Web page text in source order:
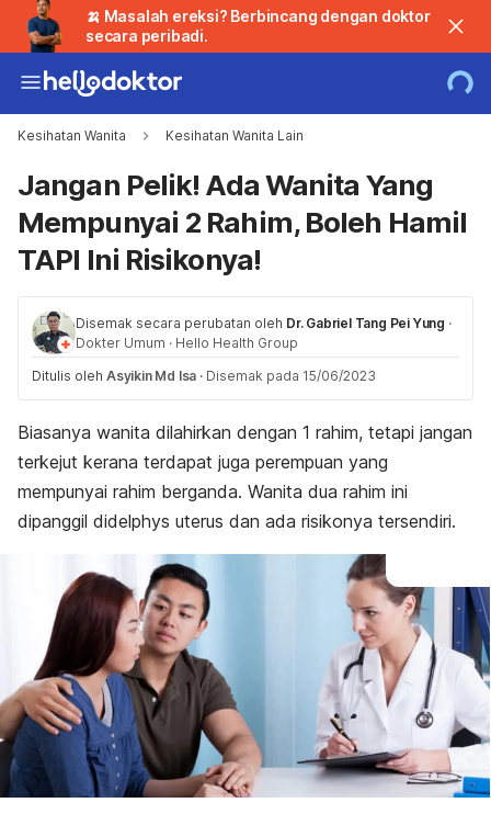
🍌 Masalah ereksi? Berbincang dengan doktor
secara peribadi.
Kesihatan Wanita Kesihatan Wanita Lain
Jangan Pelik! Ada Wanita Yang
Mempunyai 2 Rahim, Boleh Hamil
TAPI Ini Risikonya!
Disemak secara perubatan oleh Dr. Gabriel Tang Pei Yung ·
Dokter Umum · Hello Health Group
Ditulis oleh Asyikin Md Isa · Disemak pada 15/06/2023
Biasanya wanita dilahirkan dengan 1 rahim, tetapi jangan
terkejut kerana terdapat juga perempuan yang
mempunyai rahim berganda. Wanita dua rahim ini
dipanggil didelphys uterus dan ada risikonya tersendiri.